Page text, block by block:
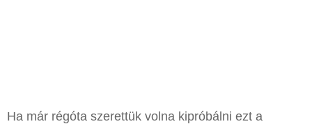
Ha már régóta szerettük volna kipróbálni ezt a